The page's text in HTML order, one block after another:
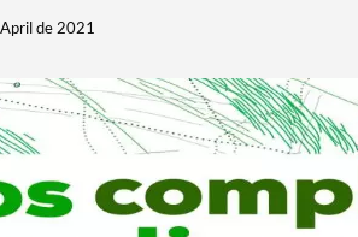
de 2021